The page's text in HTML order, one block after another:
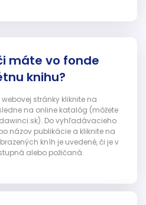
máte vo fonde
knihu?
stránky kliknite na
na online katalóg (môžete
Do vyhľadávacieho
názov publikácie a kliknite na
kníh je uvedené, či je v
alebo požičaná.